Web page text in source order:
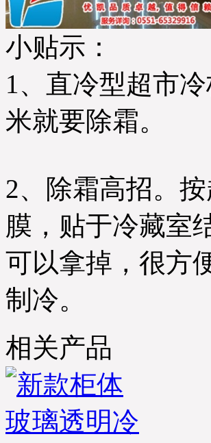
小贴示：
1、直冷型超市
米就要除霜。
2、除霜高招。
膜，贴于冷藏室
可以拿掉，很方
制冷。
相关产品